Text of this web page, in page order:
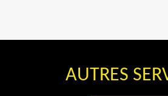
AUTRES